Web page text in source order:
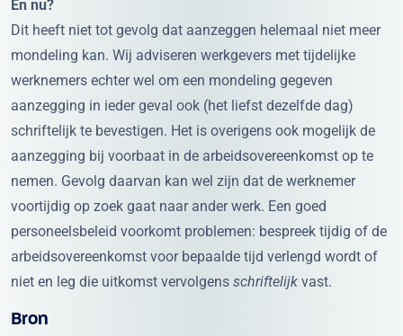
En nu?
Dit heeft niet tot gevolg dat aanzeggen helemaal niet meer
mondeling kan. Wij adviseren werkgevers met tijdelijke
werknemers echter wel om een mondeling gegeven
aanzegging in ieder geval ook (het liefst dezelfde dag)
schriftelijk te bevestigen. Het is overigens ook mogelijk de
aanzegging bij voorbaat in de arbeidsovereenkomst op te
nemen. Gevolg daarvan kan wel zijn dat de werknemer
voortijdig op zoek gaat naar ander werk. Een goed
personeelsbeleid voorkomt problemen: bespreek tijdig of de
arbeidsovereenkomst voor bepaalde tijd verlengd wordt of
niet en leg die uitkomst vervolgensschriftelijkvast.
Bron